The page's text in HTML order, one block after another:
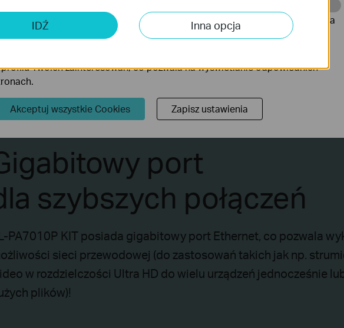
port
szybszych połączeń
PA7010P KIT posiada gigabitowy port Ethernet, co pozwala
sieci przewodowej (do zastosowań takich jak np.
w rozdzielczości Ultra HD do wielu urządzeń jednocześnie
plików)!
IDŹ Inna opcja
i marketingu
są wykorzystywane w celu analizy ruchu na naszej stronie, co umożliwia
wyświetlanych treści.
mogą być wykorzystywane przez naszych partnerów reklamowych
Twoich zainteresowań, co pozwala na wyświetlanie odpowiednich
Akceptuj wszystkie Cookies Zapisz ustawienia